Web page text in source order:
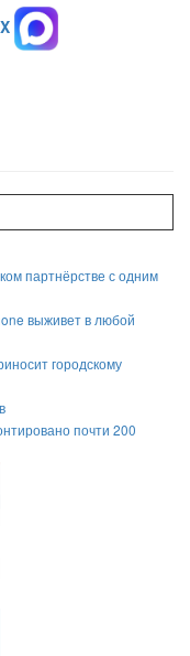
партнёрстве с одним
выживет в любой
городскому
почти 200